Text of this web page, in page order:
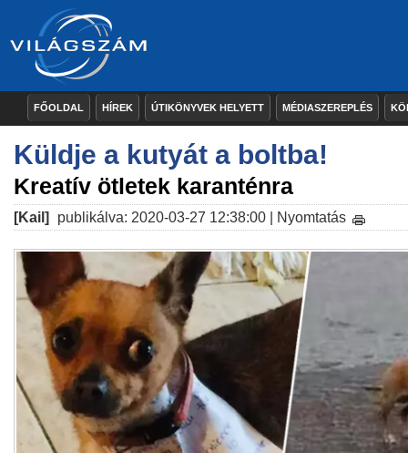
FŐOLDAL HÍREK ÚTIKÖNYVEK HELYETT MÉDIASZEREPLÉS
Küldje a kutyát a boltba!
Kreatív ötletek karanténra
[Kail] publikálva: 2020-03-27 12:38:00 | Nyomtatás